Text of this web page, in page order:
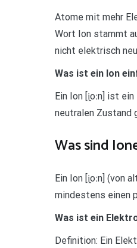
Atome mit mehr
Wort Ion stammt
nicht elektrisch
Was ist ein Ion
Ein Ion [i̯oːn] ist
neutralen Zustand
Was sind
Ein Ion [i̯oːn] (von
mindestens einen
Was ist ein
Definition: Ein